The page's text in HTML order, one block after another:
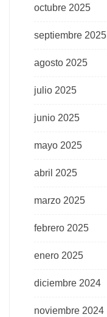
octubre 2025
septiembre 2025
agosto 2025
julio 2025
junio 2025
mayo 2025
abril 2025
marzo 2025
febrero 2025
enero 2025
diciembre 2024
noviembre 2024